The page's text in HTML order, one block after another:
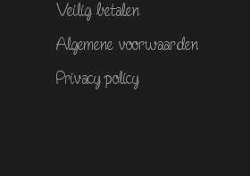
Veilig betalen
Algemene voorwaarden
Privacy policy